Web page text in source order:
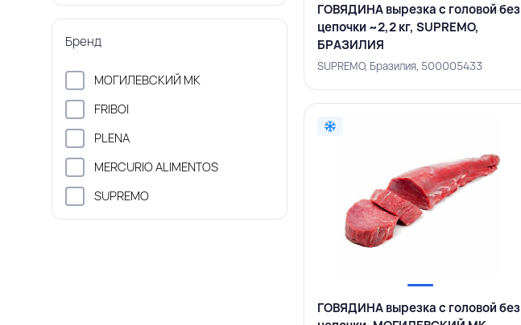
Бренд
МОГИЛЕВСКИЙ МК
FRIBOI
PLENA
MERCURIO ALIMENTOS
SUPREMO
ГОВЯДИНА вырезка с головой без
цепочки ~2,2 кг, SUPREMO,
БРАЗИЛИЯ
SUPREMO, Бразилия, 500005433
ГОВЯДИНА вырезка с головой без